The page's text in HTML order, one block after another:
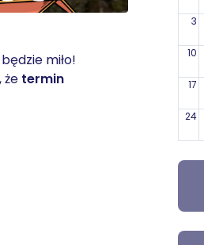
miło!
że termin
3
10
17
24